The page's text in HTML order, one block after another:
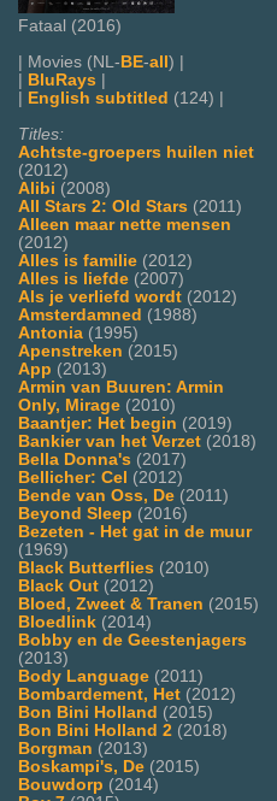
Fataal (2016)
| Movies (NL- BE-all ) |
BluRays
English subtitled (124) |
Titles:
Achtste-groepers huilen niet
(2012)
Alibi (2008)
All Stars 2: Old Stars (2011)
Alleen maar nette mensen
(2012)
Alles is familie (2012)
Alles is liefde (2007)
Als je verliefd wordt (2012)
Amsterdamned (1988)
Antonia (1995)
Apenstreken (2015)
App (2013)
Armin van Buuren: Armin
Only, Mirage (2010)
Baantjer: Het begin (2019)
Bankier van het Verzet (2018)
Bella Donna's (2017)
Bellicher: Cel (2012)
Bende van Oss, De (2011)
Beyond Sleep (2016)
Bezeten - Het gat in de muur
(1969)
Black Butterflies (2010)
Black Out (2012)
Bloed, Zweet & Tranen (2015)
Bloedlink (2014)
Bobby en de Geestenjagers
(2013)
Body Language (2011)
Bombardement, Het (2012)
Bon Bini Holland (2015)
Bon Bini Holland 2 (2018)
Borgman (2013)
Boskampi's, De (2015)
Bouwdorp (2014)